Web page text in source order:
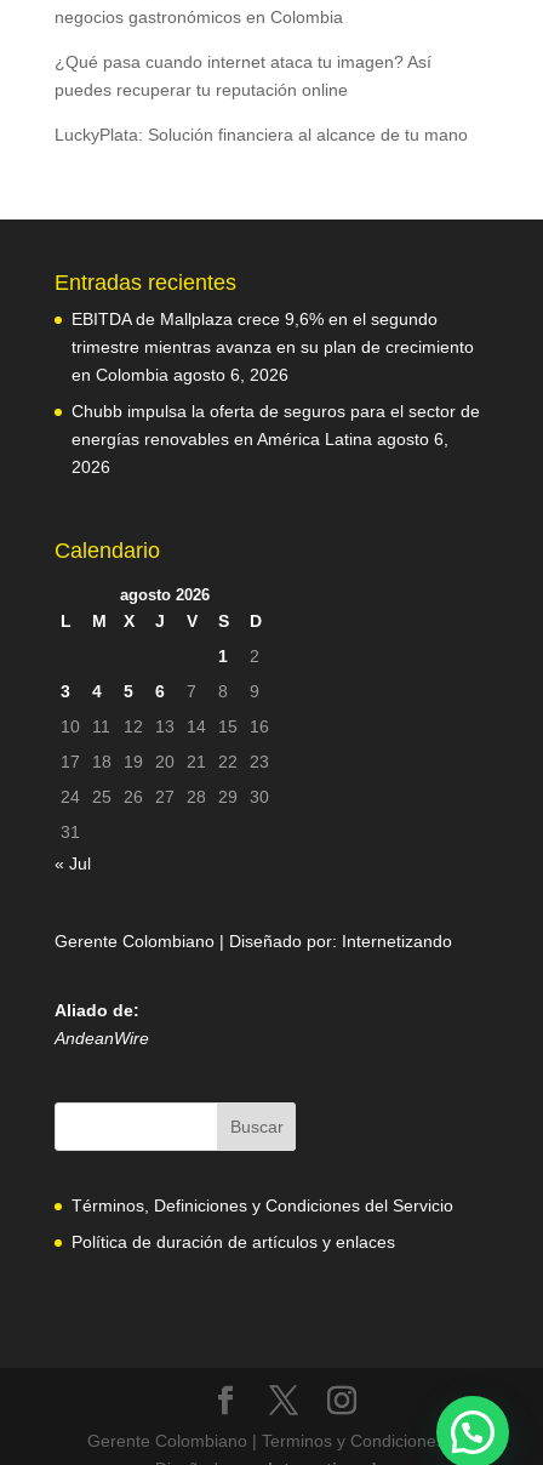
negocios gastronómicos en Colombia
¿Qué pasa cuando internet ataca tu imagen? Así
puedes recuperar tu reputación online
LuckyPlata: Solución financiera al alcance de tu mano
Entradas recientes
EBITDA de Mallplaza crece 9,6% en el segundo
trimestre mientras avanza en su plan de crecimiento
en Colombia agosto 6, 2026
Chubb impulsa la oferta de seguros para el sector de
energías renovables en América Latina agosto 6,
2026
Calendario
agosto 2026
L M X J V S
D
1
2
3
4 5 6 7 8
9
10
11 12 13 14 15
16
17
18 19 20 21 22
23
24
25 26 27 28 29
30
31
« Jul
Gerente Colombiano | Diseñado por: Internetizando
Aliado de:
AndeanWire
Términos, Definiciones y Condiciones del Servicio
Política de duración de artículos y enlaces
Gerente Colombiano | Terminos y Condiciones |